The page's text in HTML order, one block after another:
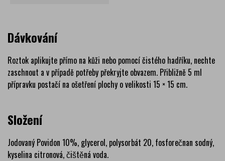
Dávkování
Roztok aplikujte přímo na kůži nebo pomocí čistého hadříku, nechte
zaschnout a v případě potřeby překryjte obvazem. Přibližně 5 ml
přípravku postačí na ošetření plochy o velikosti 15 × 15 cm.
Složení
Jodovaný Povidon 10%, glycerol, polysorbát 20, fosforečnan sodný,
kyselina citronová, čištěná voda.